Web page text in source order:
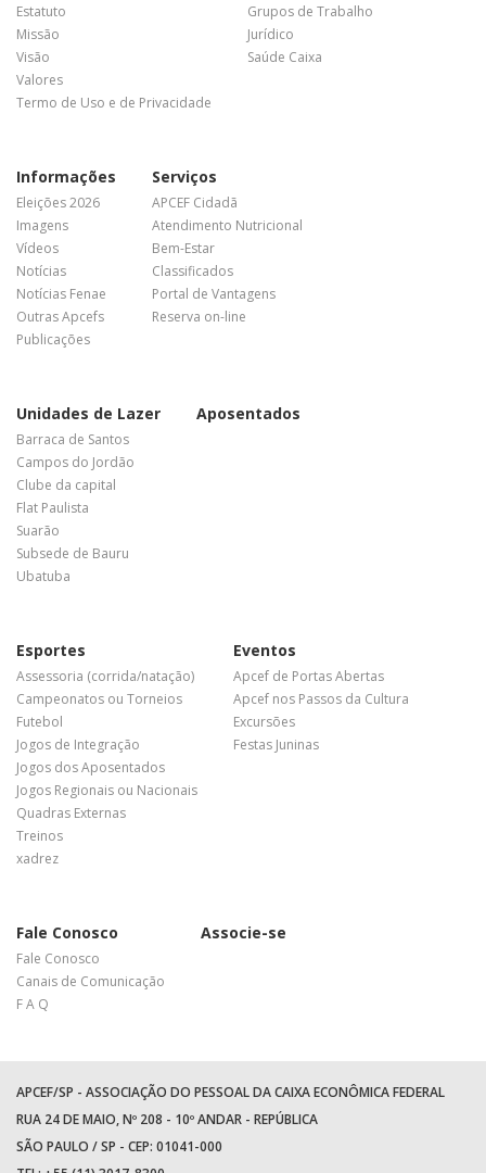
Estatuto
Missão
Visão
Valores
Termo de Uso e de Privacidade
Grupos de Trabalho
Jurídico
Saúde Caixa
Informações
Eleições 2026
Imagens
Vídeos
Notícias
Notícias Fenae
Outras Apcefs
Publicações
Serviços
APCEF Cidadã
Atendimento Nutricional
Bem-Estar
Classificados
Portal de Vantagens
Reserva on-line
Unidades de Lazer
Barraca de Santos
Campos do Jordão
Clube da capital
Flat Paulista
Suarão
Subsede de Bauru
Ubatuba
Aposentados
Esportes
Assessoria (corrida/natação)
Campeonatos ou Torneios
Futebol
Jogos de Integração
Jogos dos Aposentados
Jogos Regionais ou Nacionais
Quadras Externas
Treinos
xadrez
Eventos
Apcef de Portas Abertas
Apcef nos Passos da Cultura
Excursões
Festas Juninas
Fale Conosco
Fale Conosco
Canais de Comunicação
F A Q
Associe-se
APCEF/SP - ASSOCIAÇÃO DO PESSOAL DA CAIXA ECONÔMICA FEDERAL
RUA 24 DE MAIO, Nº 208 - 10º ANDAR - REPÚBLICA
SÃO PAULO / SP - CEP: 01041-000